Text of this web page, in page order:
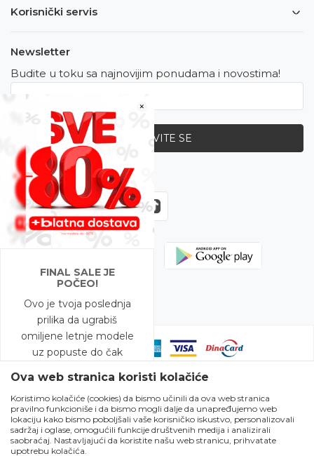
×
FINAL SALE JE
POČEO!
Ovo je tvoja poslednja
prilika da ugrabiš
omiljene letnje modele
uz popuste do čak
A to nije sve – na
modele snižene do
-50% očekuje te i
BESPLATNA DOSTAVA!
Korisnički servis
Newsletter
Budite u toku sa najnovijim ponudama i novostima!
PRIJAVITE SE
Zapratite nas
Nastojimo da budemo što precizniji u opisu proizvoda, prikazu slika i
samih cena, ali ne možemo garantovati da su sve informacije kompletne
i bez grešaka. Svi artikli prikazani na sajtu su deo naše ponude i ne
podrazumeva da su dostupni u svakom trenutku. Raspoloživost robe
Ova web stranica koristi kolačiće
Koristimo kolačiće (cookies) da bismo učinili da ova web stranica
pravilno funkcioniše i da bismo mogli dalje da unapređujemo web
lokaciju kako bismo poboljšali vaše korisničko iskustvo, personalizovali
sadržaj i oglase, omogućili funkcije društvenih medija i analizirali
saobraćaj. Nastavljajući da koristite našu web stranicu, prihvatate
upotrebu kolačića.